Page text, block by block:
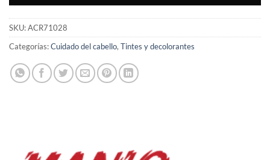
SKU:ACR71028
Categorías:Cuidado del cabello, Tintes y decolorantes